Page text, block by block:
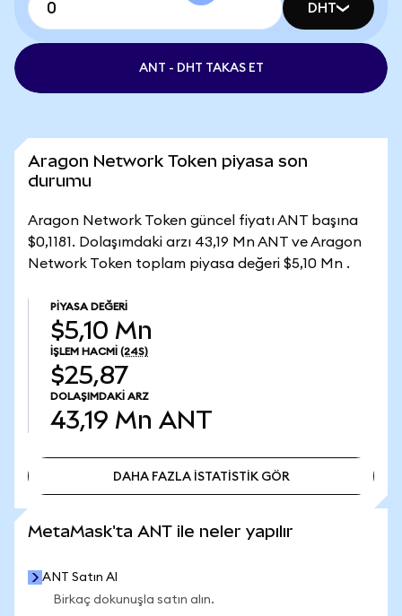
DHT
ANT - DHT TAKAS ET
Aragon Network Token piyasa son
durumu
Aragon Network Token güncel fiyatı ANT başına
$0,1181. Dolaşımdaki arzı 43,19 Mn ANT ve Aragon
Network Token toplam piyasa değeri $5,10 Mn .
PIYASA DEĞERI
$5,10 Mn
İŞLEM HACMI (24S)
$25,87
DOLAŞIMDAKI ARZ
43,19 Mn ANT
DAHA FAZLA İSTATİSTİK GÖR
MetaMask'ta ANT ile neler yapılır
ANT Satın Al
Birkaç dokunuşla satın alın.